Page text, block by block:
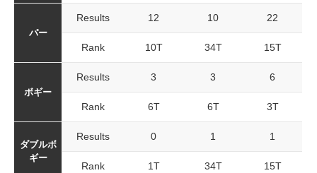
パー
Results 12 10 22
Rank 10T 34T 15T
ボギー
Results 3 3 6
Rank 6T 6T 3T
ダブルボ
ギー
Results 0 1 1
Rank 1T 34T 15T